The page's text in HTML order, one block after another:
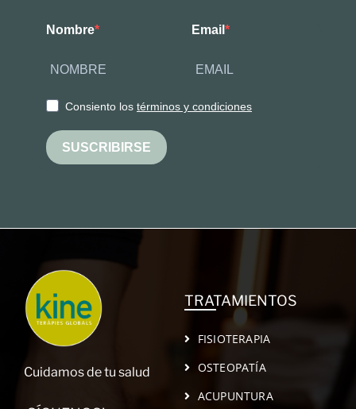
Nombre Email
Consiento los términos y condiciones
SUSCRIBIRSE
Cuidamos de tu salud
TRATAMIENTOS
FISIOTERAPIA
OSTEOPATÍA
ACUPUNTURA